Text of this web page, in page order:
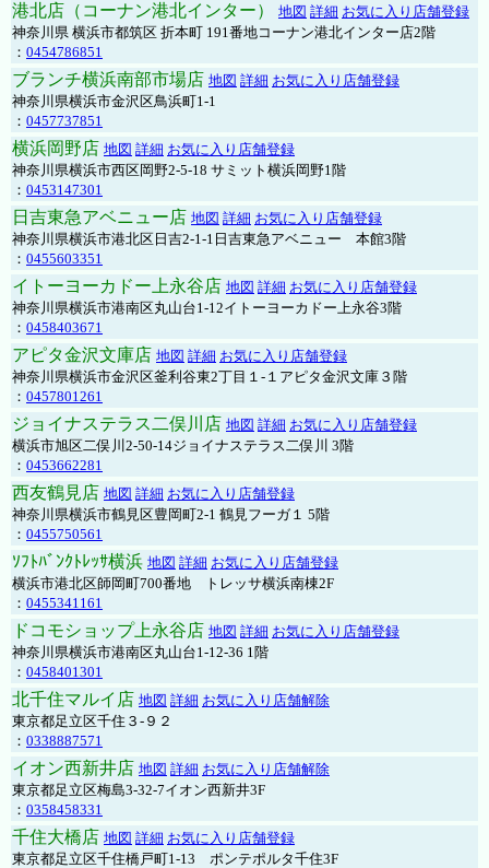
港北店（コーナン港北インター） 地図 詳細 お気に入り店舗登録
神奈川県 横浜市都筑区 折本町 191番地コーナン港北インター店2階
： 0454786851
ブランチ横浜南部市場店 地図 詳細 お気に入り店舗登録
神奈川県横浜市金沢区鳥浜町1-1
： 0457737851
横浜岡野店 地図 詳細 お気に入り店舗登録
神奈川県横浜市西区岡野2-5-18 サミット横浜岡野1階
： 0453147301
日吉東急アベニュー店 地図 詳細 お気に入り店舗登録
神奈川県横浜市港北区日吉2-1-1日吉東急アベニュー 本館3階
： 0455603351
イトーヨーカドー上永谷店 地図 詳細 お気に入り店舗登録
神奈川県横浜市港南区丸山台1-12イトーヨーカドー上永谷3階
： 0458403671
アピタ金沢文庫店 地図 詳細 お気に入り店舗登録
神奈川県横浜市金沢区釜利谷東2丁目１-１アピタ金沢文庫３階
： 0457801261
ジョイナステラス二俣川店 地図 詳細 お気に入り店舗登録
横浜市旭区二俣川2-50-14ジョイナステラス二俣川 3階
： 0453662281
西友鶴見店 地図 詳細 お気に入り店舗登録
神奈川県横浜市鶴見区豊岡町2-1 鶴見フーガ１ 5階
： 0455750561
ｿﾌﾄﾊﾞﾝｸﾄﾚｯｻ横浜 地図 詳細 お気に入り店舗登録
横浜市港北区師岡町700番地 トレッサ横浜南棟2F
： 0455341161
ドコモショップ上永谷店 地図 詳細 お気に入り店舗登録
神奈川県横浜市港南区丸山台1-12-36 1階
： 0458401301
北千住マルイ店 地図 詳細 お気に入り店舗解除
東京都足立区千住３-９２
： 0338887571
イオン西新井店 地図 詳細 お気に入り店舗解除
東京都足立区梅島3-32-7イオン西新井3F
： 0358458331
千住大橋店 地図 詳細 お気に入り店舗登録
東京都足立区千住橋戸町1-13 ポンテポルタ千住3F